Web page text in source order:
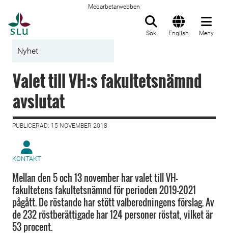
Medarbetarwebben
Sök English Meny
Nyhet
Valet till VH:s fakultetsnämnd
avslutat
PUBLICERAD: 15 NOVEMBER 2018
KONTAKT
Mellan den 5 och 13 november har valet till VH-
fakultetens fakultetsnämnd för perioden 2019-2021
pågått. De röstande har stött valberedningens förslag. Av
de 232 röstberättigade har 124 personer röstat, vilket är
53 procent.